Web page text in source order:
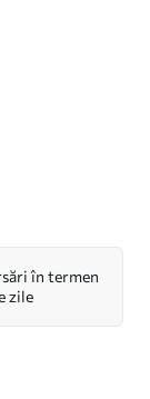
în termen
zile